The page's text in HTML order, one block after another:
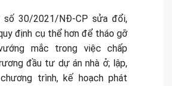
số 30/2021/NĐ-CP sửa đổi,
định cụ thể hơn để tháo gỡ
mắc trong việc chấp
đầu tư dự án nhà ở; lập,
trình, kế hoạch phát